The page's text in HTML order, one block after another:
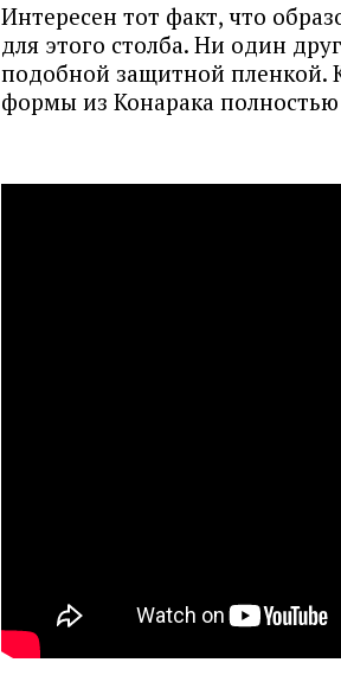
Интересен тот факт, что
для этого столба. Ни один
подобной защитной пленкой.
формы из Конарака